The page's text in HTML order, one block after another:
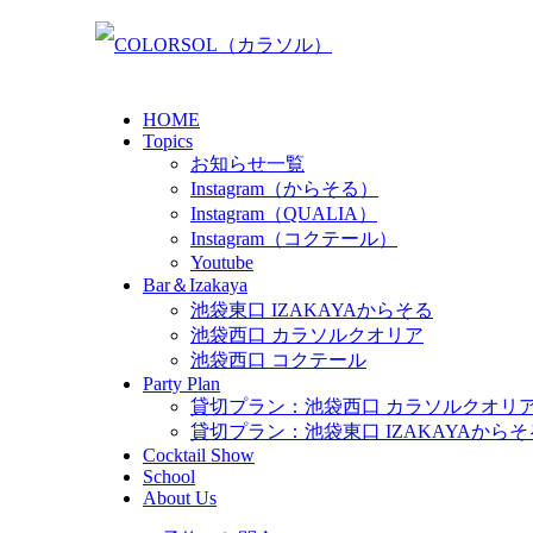
HOME
Topics
お知らせ一覧
Instagram（からそる）
Instagram（QUALIA）
Instagram（コクテール）
Youtube
Bar＆Izakaya
池袋東口 IZAKAYAからそる
池袋西口 カラソルクオリア
池袋西口 コクテール
Party Plan
貸切プラン：池袋西口 カラソルクオリ
貸切プラン：池袋東口 IZAKAYAからそ
Cocktail Show
School
About Us